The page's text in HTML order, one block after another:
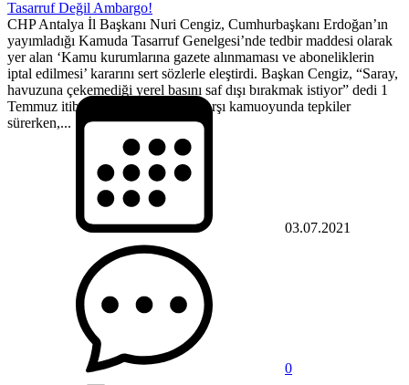
Tasarruf Değil Ambargo!
CHP Antalya İl Başkanı Nuri Cengiz, Cumhurbaşkanı Erdoğan’ın
yayımladığı Kamuda Tasarruf Genelgesi’nde tedbir maddesi olarak
yer alan ‘Kamu kurumlarına gazete alınmaması ve aboneliklerin
iptal edilmesi’ kararını sert sözlerle eleştirdi. Başkan Cengiz, “Saray,
havuzuna çekemediği yerel basını saf dışı bırakmak istiyor” dedi 1
Temmuz itibariyle gelen zamlara karşı kamuoyunda tepkiler
sürerken,...
03.07.2021
0